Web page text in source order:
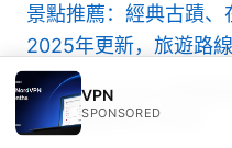
景點推薦：經典古蹟
2025年更新，旅遊路
7) 像 Switch 这样
会不会影响 VPN？
VPN
SPONSORED